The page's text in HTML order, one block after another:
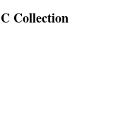
Collection